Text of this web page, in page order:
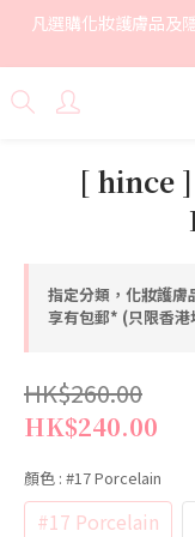
凡選購化妝護膚品及
[ hince
指定分類，化妝護
享有包郵* (只限香港
HK$260.00
HK$240.00
顏色 : #17 Porcelain
#17 Porcelain